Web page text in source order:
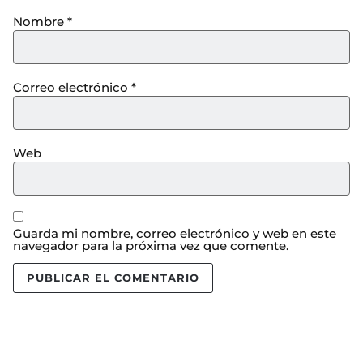
Nombre *
Correo electrónico *
Web
Guarda mi nombre, correo electrónico y web en este
navegador para la próxima vez que comente.